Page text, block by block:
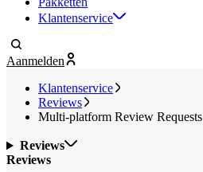
Klantenservice
Aanmelden
Klantenservice
Reviews
Multi-platform Review Requests
Reviews
Reviews